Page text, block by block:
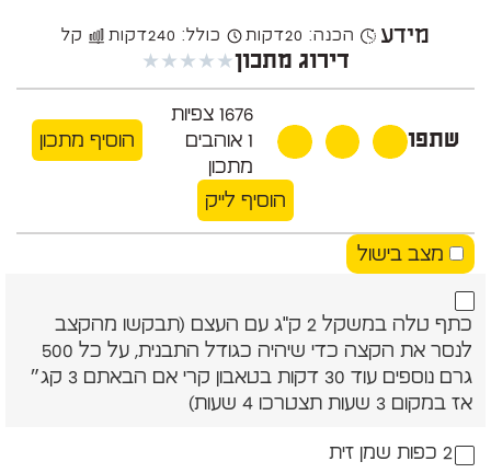
מידע הכנה: 20 דקות כולל: 240 דקות קל
דירוג מתכון★
★
★
★
★
שתפו
1676 צפיות
1 אוהבים
מתכון
הוסיף מתכון
הוסיף לייק
מצב בישול
כתף טלה במשקל 2 ק"ג עם העצם (תבקשו מהקצב
לנסר את הקצה כדי שיהיה כגודל התבנית, על כל 500
גרם נוספים עוד 30 דקות בטאבון קרי אם הבאתם 3 קג״
אז במקום 3 שעות תצטרכו 4 שעות)
2 כפות שמן זית